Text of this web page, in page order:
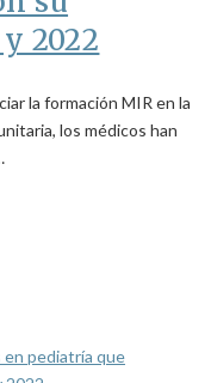
2022
la formación MIR en la
los médicos han